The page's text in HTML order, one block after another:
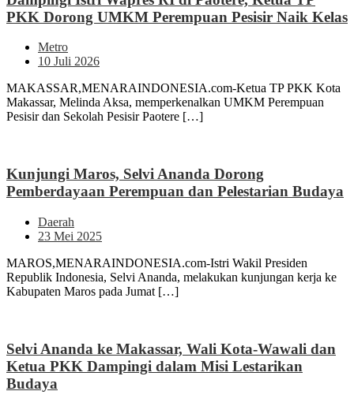
PKK Dorong UMKM Perempuan Pesisir Naik Kelas
Metro
10 Juli 2026
MAKASSAR,MENARAINDONESIA.com-Ketua TP PKK Kota
Makassar, Melinda Aksa, memperkenalkan UMKM Perempuan
Pesisir dan Sekolah Pesisir Paotere […]
Kunjungi Maros, Selvi Ananda Dorong
Pemberdayaan Perempuan dan Pelestarian Budaya
Daerah
23 Mei 2025
MAROS,MENARAINDONESIA.com-Istri Wakil Presiden
Republik Indonesia, Selvi Ananda, melakukan kunjungan kerja ke
Kabupaten Maros pada Jumat […]
Selvi Ananda ke Makassar, Wali Kota-Wawali dan
Ketua PKK Dampingi dalam Misi Lestarikan
Budaya